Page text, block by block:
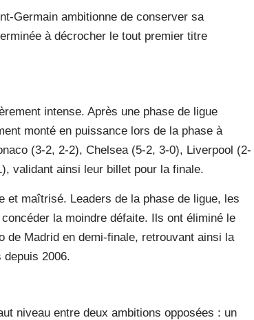
Germain ambitionne de conserver sa
à décrocher le tout premier titre
intense. Après une phase de ligue
monté en puissance lors de la phase à
(3-2, 2-2), Chelsea (5-2, 3-0), Liverpool (2-
validant ainsi leur billet pour la finale.
maîtrisé. Leaders de la phase de ligue, les
la moindre défaite. Ils ont éliminé le
de Madrid en demi-finale, retrouvant ainsi la
2006.
niveau entre deux ambitions opposées : un